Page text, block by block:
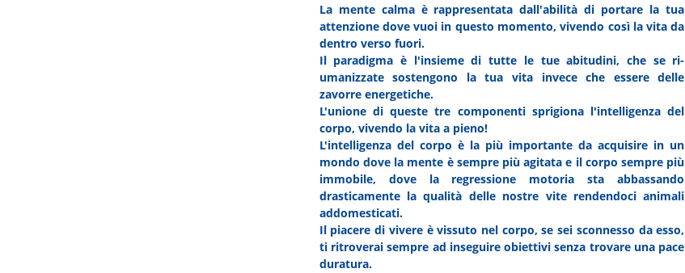
La mente calma è rappresentata dall'abilità di portare la tua
attenzione dove vuoi in questo momento, vivendo così la vita da
dentro verso fuori.
Il paradigma è l'insieme di tutte le tue abitudini, che se ri-
umanizzate sostengono la tua vita invece che essere delle
zavorre energetiche.
L'unione di queste tre componenti sprigiona l'intelligenza del
corpo, vivendo la vita a pieno!
L'intelligenza del corpo è la più importante da acquisire in un
mondo dove la mente è sempre più agitata e il corpo sempre più
immobile, dove la regressione motoria sta abbassando
drasticamente la qualità delle nostre vite rendendoci animali
addomesticati.
Il piacere di vivere è vissuto nel corpo, se sei sconnesso da esso,
ti ritroverai sempre ad inseguire obiettivi senza trovare una pace
duratura.